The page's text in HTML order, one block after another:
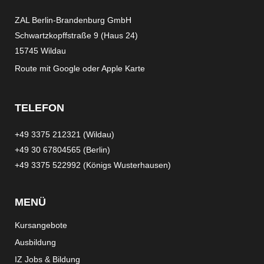
ZAL Berlin-Brandenburg GmbH
Schwartzkopffstraße 9 (Haus 24)
15745 Wildau
Route mit Google oderApple Karte
TELEFON
+49 3375 212321 (Wildau)
+49 30 67804565 (Berlin)
+49 3375 522992 (Königs Wusterhausen)
MENÜ
Kursangebote
Ausbildung
IZ Jobs & Bildung